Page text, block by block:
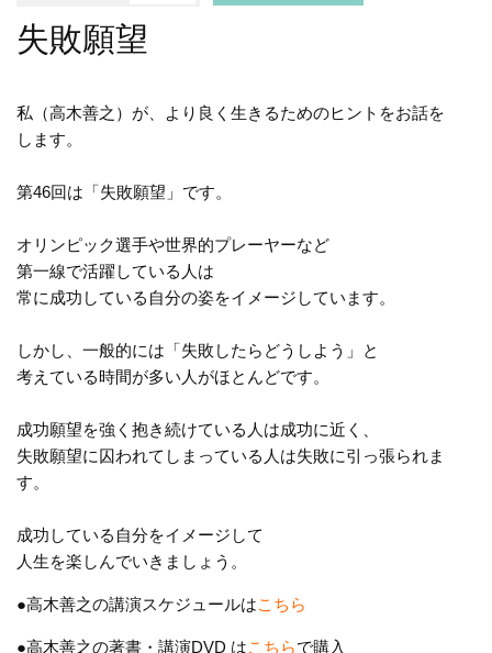
失敗願望
私（高木善之）が、より良く生きるためのヒントをお話を
します。
第46回は「失敗願望」です。
オリンピック選手や世界的プレーヤーなど
第一線で活躍している人は
常に成功している自分の姿をイメージしています。
しかし、一般的には「失敗したらどうしよう」と
考えている時間が多い人がほとんどです。
成功願望を強く抱き続けている人は成功に近く、
失敗願望に囚われてしまっている人は失敗に引っ張られま
す。
成功している自分をイメージして
人生を楽しんでいきましょう。
●高木善之の講演スケジュールはこちら
●高木善之の著書・講演DVD はこちらで購入